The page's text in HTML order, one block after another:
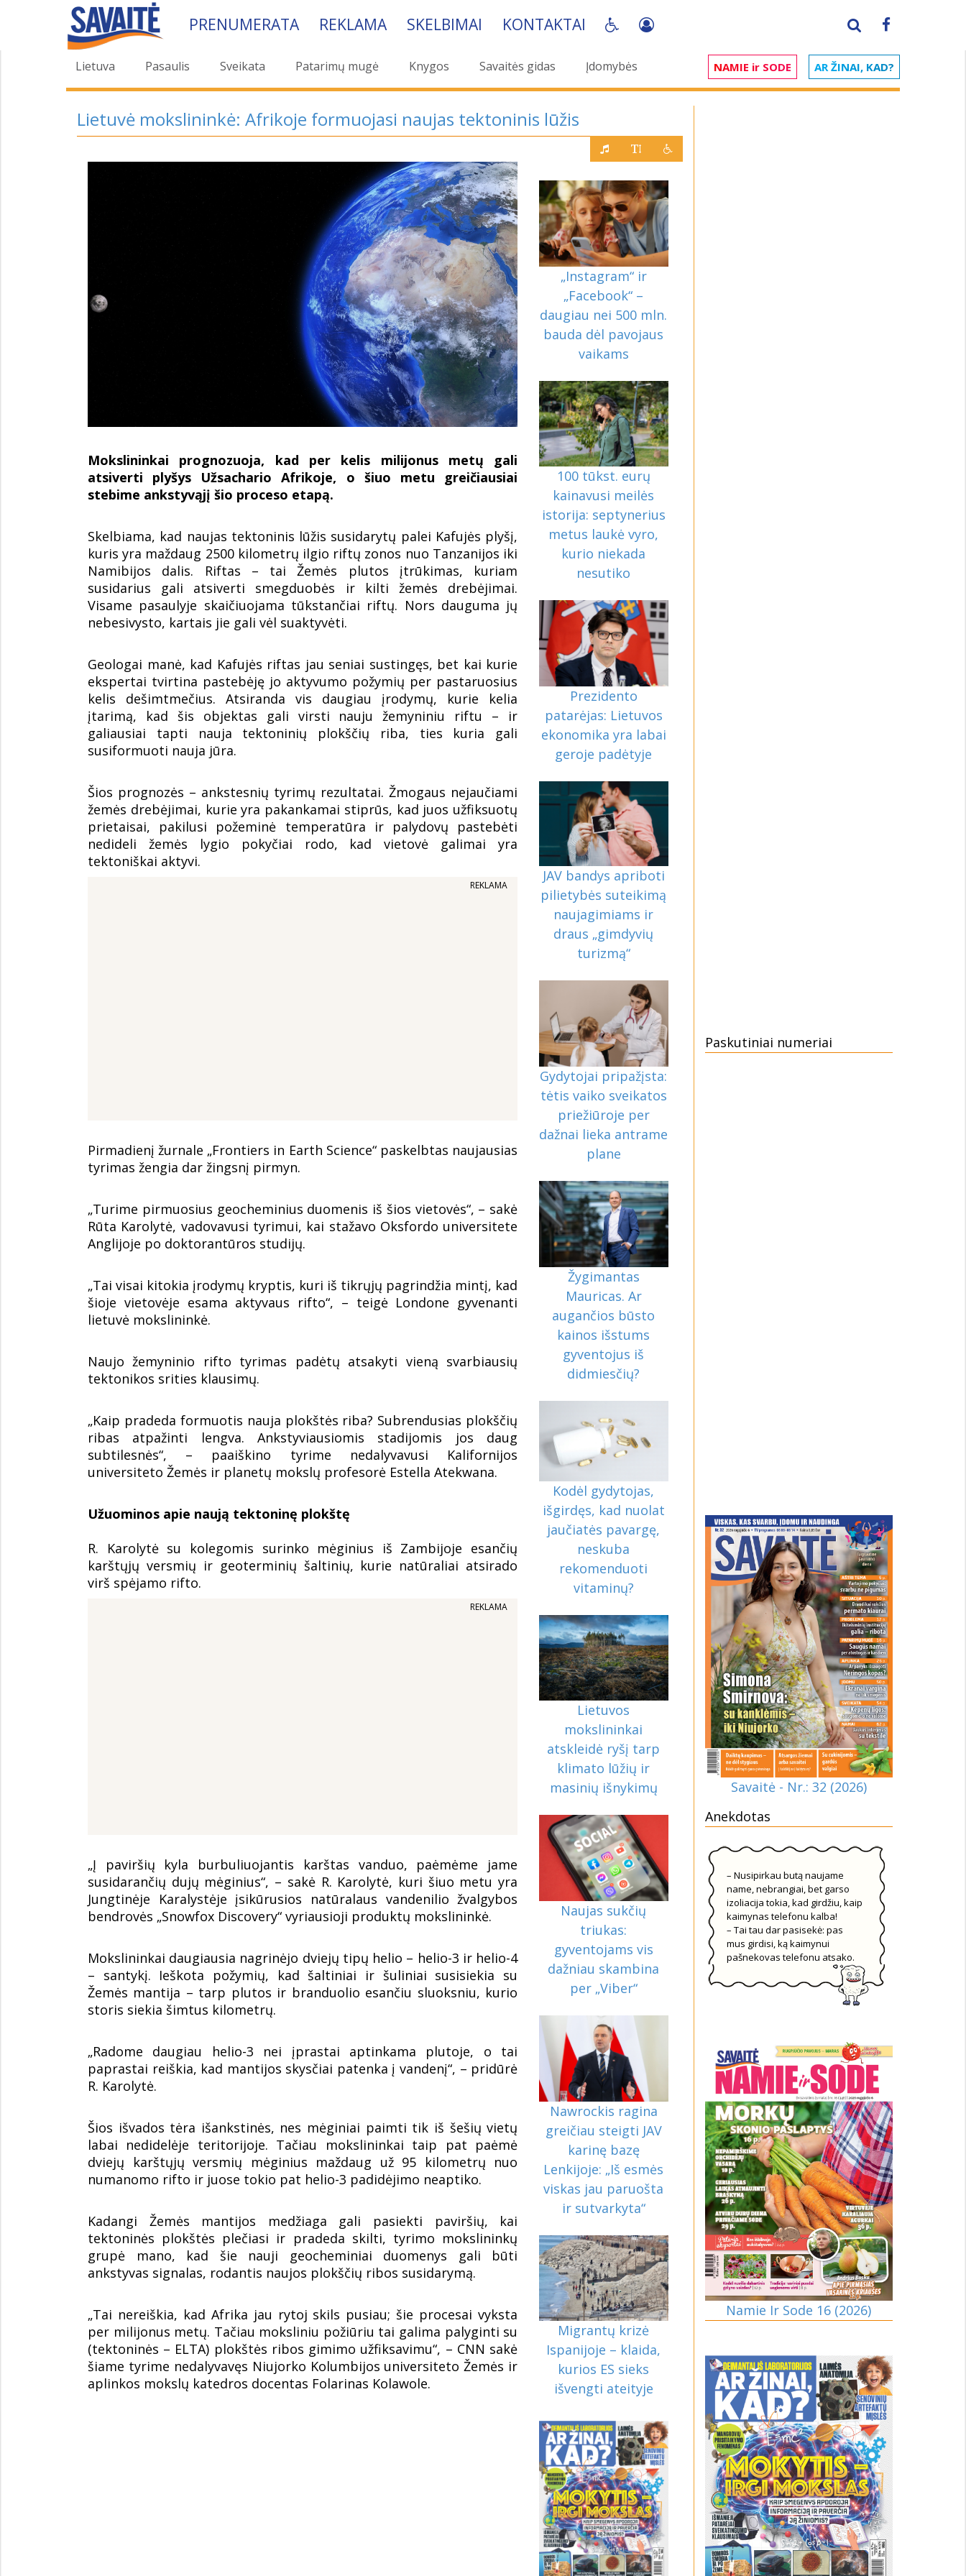
PRENUMERATA REKLAMA SKELBIMAI KONTAKTAI
Lietuva Pasaulis Sveikata Patarimų mugė Knygos Savaitės gidas Įdomybės NAMIE ir SODE AR ŽINAI, KAD?
Lietuvė mokslininkė: Afrikoje formuojasi naujas tektoninis lūžis
Mokslininkai prognozuoja, kad per kelis milijonus metų gali
atsiverti plyšys Užsachario Afrikoje, o šiuo metu greičiausiai
stebime ankstyvąjį šio proceso etapą.
Skelbiama, kad naujas tektoninis lūžis susidarytų palei Kafujės plyšį,
kuris yra maždaug 2500 kilometrų ilgio riftų zonos nuo Tanzanijos iki
Namibijos dalis. Riftas – tai Žemės plutos įtrūkimas, kuriam
susidarius gali atsiverti smegduobės ir kilti žemės drebėjimai.
Visame pasaulyje skaičiuojama tūkstančiai riftų. Nors dauguma jų
nebesivysto, kartais jie gali vėl suaktyvėti.
Geologai manė, kad Kafujės riftas jau seniai sustingęs, bet kai kurie
ekspertai tvirtina pastebėję jo aktyvumo požymių per pastaruosius
kelis dešimtmečius. Atsiranda vis daugiau įrodymų, kurie kelia
įtarimą, kad šis objektas gali virsti nauju žemyniniu riftu – ir
galiausiai tapti nauja tektoninių plokščių riba, ties kuria gali
susiformuoti nauja jūra.
Šios prognozės – ankstesnių tyrimų rezultatai. Žmogaus nejaučiami
žemės drebėjimai, kurie yra pakankamai stiprūs, kad juos užfiksuotų
prietaisai, pakilusi požeminė temperatūra ir palydovų pastebėti
nedideli žemės lygio pokyčiai rodo, kad vietovė galimai yra
tektoniškai aktyvi.
REKLAMA
Pirmadienį žurnale „Frontiers in Earth Science“ paskelbtas naujausias
tyrimas žengia dar žingsnį pirmyn.
„Turime pirmuosius geocheminius duomenis iš šios vietovės“, – sakė
Rūta Karolytė, vadovavusi tyrimui, kai stažavo Oksfordo universitete
Anglijoje po doktorantūros studijų.
„Tai visai kitokia įrodymų kryptis, kuri iš tikrųjų pagrindžia mintį, kad
šioje vietovėje esama aktyvaus rifto“, – teigė Londone gyvenanti
lietuvė mokslininkė.
Naujo žemyninio rifto tyrimas padėtų atsakyti vieną svarbiausių
tektonikos srities klausimų.
„Kaip pradeda formuotis nauja plokštės riba? Subrendusias plokščių
ribas atpažinti lengva. Ankstyviausiomis stadijomis jos daug
subtilesnės“, – paaiškino tyrime nedalyvavusi Kalifornijos
universiteto Žemės ir planetų mokslų profesorė Estella Atekwana.
Užuominos apie naują tektoninę plokštę
R. Karolytė su kolegomis surinko mėginius iš Zambijoje esančių
karštųjų versmių ir geoterminių šaltinių, kurie natūraliai atsirado
virš spėjamo rifto.
REKLAMA
„Į paviršių kyla burbuliuojantis karštas vanduo, paėmėme jame
susidarančių dujų mėginius“, – sakė R. Karolytė, kuri šiuo metu yra
Jungtinėje Karalystėje įsikūrusios natūralaus vandenilio žvalgybos
bendrovės „Snowfox Discovery“ vyriausioji produktų mokslininkė.
Mokslininkai daugiausia nagrinėjo dviejų tipų helio – helio-3 ir helio-4
– santykį. Ieškota požymių, kad šaltiniai ir šuliniai susisiekia su
Žemės mantija – tarp plutos ir branduolio esančiu sluoksniu, kurio
storis siekia šimtus kilometrų.
„Radome daugiau helio-3 nei įprastai aptinkama plutoje, o tai
paprastai reiškia, kad mantijos skysčiai patenka į vandenį“, – pridūrė
R. Karolytė.
Šios išvados tėra išankstinės, nes mėginiai paimti tik iš šešių vietų
labai nedidelėje teritorijoje. Tačiau mokslininkai taip pat paėmė
dviejų karštųjų versmių mėginius maždaug už 95 kilometrų nuo
numanomo rifto ir juose tokio pat helio-3 padidėjimo neaptiko.
Kadangi Žemės mantijos medžiaga gali pasiekti paviršių, kai
tektoninės plokštės plečiasi ir pradeda skilti, tyrimo mokslininkų
grupė mano, kad šie nauji geocheminiai duomenys gali būti
ankstyvas signalas, rodantis naujos plokščių ribos susidarymą.
„Tai nereiškia, kad Afrika jau rytoj skils pusiau; šie procesai vyksta
per milijonus metų. Tačiau moksliniu požiūriu tai galima palyginti su
(tektoninės – ELTA) plokštės ribos gimimo užfiksavimu“, – CNN sakė
šiame tyrime nedalyvavęs Niujorko Kolumbijos universiteto Žemės ir
aplinkos mokslų katedros docentas Folarinas Kolawole.
„Instagram“ ir
„Facebook“ –
daugiau nei 500 mln.
bauda dėl pavojaus
vaikams
100 tūkst. eurų
kainavusi meilės
istorija: septynerius
metus laukė vyro,
kurio niekada
nesutiko
Prezidento
patarėjas: Lietuvos
ekonomika yra labai
geroje padėtyje
JAV bandys apriboti
pilietybės suteikimą
naujagimiams ir
draus „gimdyvių
turizmą“
Gydytojai pripažįsta:
tėtis vaiko sveikatos
priežiūroje per
dažnai lieka antrame
plane
Žygimantas
Mauricas. Ar
augančios būsto
kainos išstums
gyventojus iš
didmiesčių?
Kodėl gydytojas,
išgirdęs, kad nuolat
jaučiatės pavargę,
neskuba
rekomenduoti
vitaminų?
Lietuvos
mokslininkai
atskleidė ryšį tarp
klimato lūžių ir
masinių išnykimų
Naujas sukčių
triukas:
gyventojams vis
dažniau skambina
per „Viber“
Nawrockis ragina
greičiau steigti JAV
karinę bazę
Lenkijoje: „Iš esmės
viskas jau paruošta
ir sutvarkyta“
Migrantų krizė
Ispanijoje – klaida,
kurios ES sieks
išvengti ateityje
Paskutiniai numeriai
Savaitė - Nr.: 32 (2026)
Anekdotas
– Nusipirkau butą naujame
name, nebrangiai, bet garso
izoliacija tokia, kad girdžiu, kaip
kaimynas telefonu kalba!
– Tai tau dar pasisekė: pas
mus girdisi, ką kaimynui
pašnekovas telefonu atsako.
Namie Ir Sode 16 (2026)